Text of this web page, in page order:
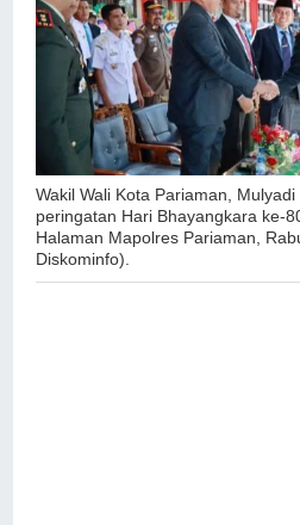
Wakil Wali Kota Pariaman,
peringatan Hari Bhayangkara ke-
Halaman Mapolres Pariaman,
Diskominfo).